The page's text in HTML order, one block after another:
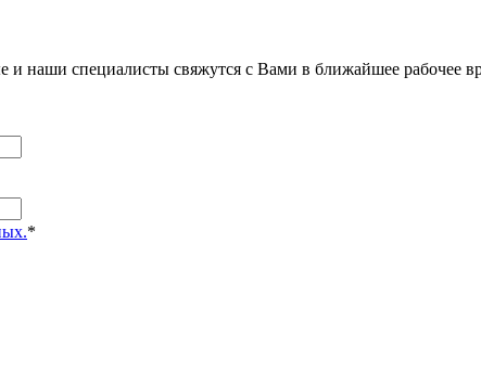
и наши специалисты свяжутся с Вами в ближайшее рабочее
*